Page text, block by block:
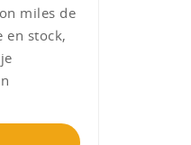
miles de
en stock,